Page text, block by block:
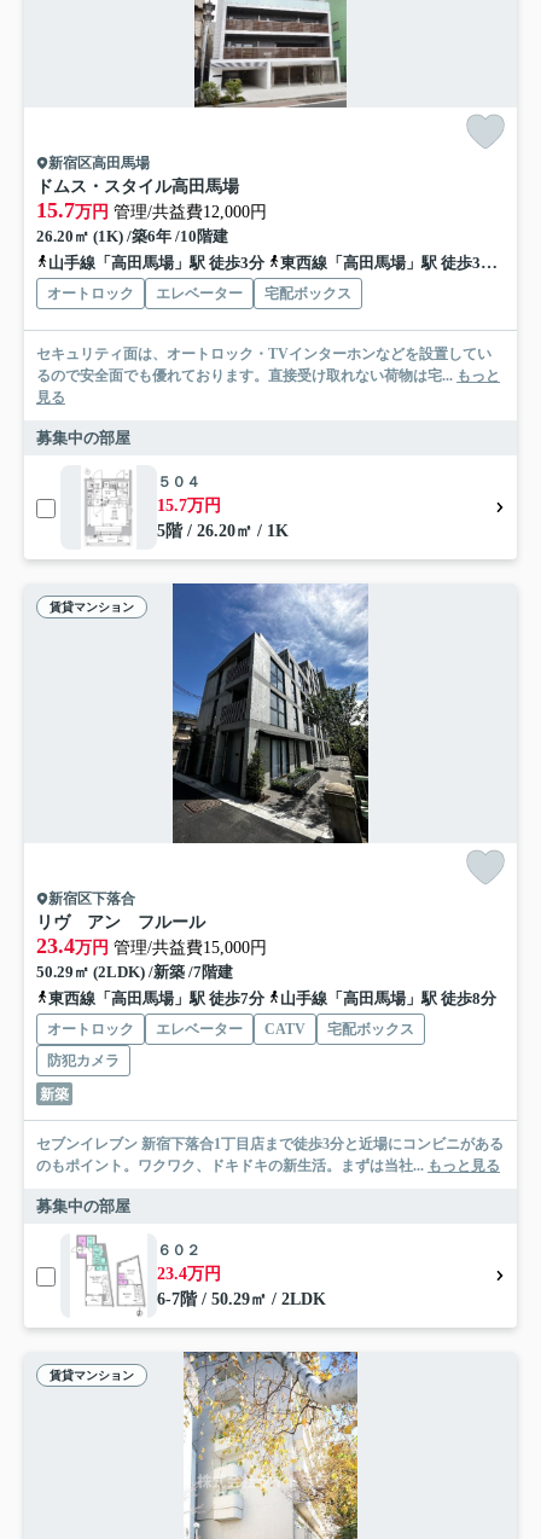
新宿区高田馬場
ドムス・スタイル高田馬場
15.7万円 管理/共益費12,000円
26.20㎡ (1K) /築6年 /10階建
山手線「高田馬場」駅 徒歩3分
東西線「高田馬場」駅 徒歩3分
オートロック エレベーター 宅配ボックス
セキュリティ面は、オートロック・TVインターホンなどを設置してい
るので安全面でも優れております。直接受け取れない荷物は宅... もっと
見る
募集中の部屋
５０４
15.7万円
5階 / 26.20㎡ / 1K
賃貸マンション
新宿区下落合
リヴ アン フルール
23.4万円 管理/共益費15,000円
50.29㎡ (2LDK) /新築 /7階建
東西線「高田馬場」駅 徒歩7分
山手線「高田馬場」駅 徒歩8分
オートロック エレベーター CATV
宅配ボックス
防犯カメラ
新築
セブンイレブン 新宿下落合1丁目店まで徒歩3分と近場にコンビニがある
のもポイント。ワクワク、ドキドキの新生活。まずは当社... もっと見る
募集中の部屋
６０２
23.4万円
6-7階 / 50.29㎡ / 2LDK
賃貸マンション